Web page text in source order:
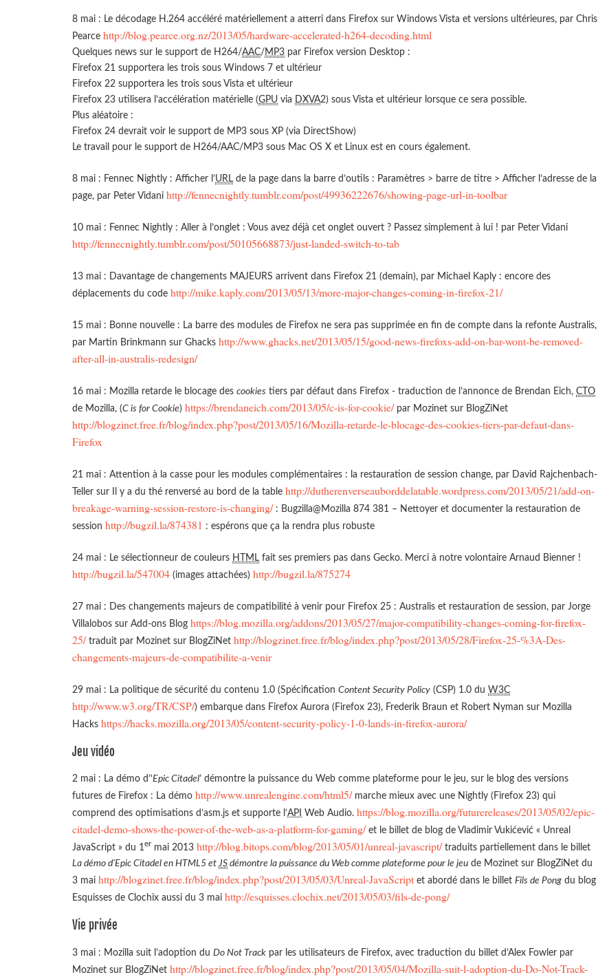
8 mai : Le décodage H.264 accéléré matériellement a atterri dans Firefox sur Windows Vista et versions ultérieures, par Chris
Pearce http://blog.pearce.org.nz/2013/05/hardware-accelerated-h264-decoding.html
Quelques news sur le support de H264/AAC/MP3 par Firefox version Desktop :
Firefox 21 supportera les trois sous Windows 7 et ultérieur
Firefox 22 supportera les trois sous Vista et ultérieur
Firefox 23 utilisera l’accélération matérielle (GPU via DXVA2) sous Vista et ultérieur lorsque ce sera possible.
Plus aléatoire :
Firefox 24 devrait voir le support de MP3 sous XP (via DirectShow)
Le travail pour le support de H264/AAC/MP3 sous Mac OS X et Linux est en cours également.
8 mai : Fennec Nightly : Afficher l’URL de la page dans la barre d’outils : Paramètres > barre de titre > Afficher l’adresse de la
page, par Peter Vidani http://fennecnightly.tumblr.com/post/49936222676/showing-page-url-in-toolbar
10 mai : Fennec Nightly : Aller à l’onglet : Vous avez déjà cet onglet ouvert ? Passez simplement à lui ! par Peter Vidani
http://fennecnightly.tumblr.com/post/50105668873/just-landed-switch-to-tab
13 mai : Davantage de changements MAJEURS arrivent dans Firefox 21 (demain), par Michael Kaply : encore des
déplacements du code http://mike.kaply.com/2013/05/13/more-major-changes-coming-in-firefox-21/
15 mai : Bonne nouvelle : La barre des modules de Firefox ne sera pas supprimée en fin de compte dans la refonte Australis,
par Martin Brinkmann sur Ghacks http://www.ghacks.net/2013/05/15/good-news-firefoxs-add-on-bar-wont-be-removed-
after-all-in-australis-redesign/
16 mai : Mozilla retarde le blocage des cookies tiers par défaut dans Firefox - traduction de l’annonce de Brendan Eich, CTO
de Mozilla, (C is for Cookie) https://brendaneich.com/2013/05/c-is-for-cookie/ par Mozinet sur BlogZiNet
http://blogzinet.free.fr/blog/index.php?post/2013/05/16/Mozilla-retarde-le-blocage-des-cookies-tiers-par-defaut-dans-
Firefox
21 mai : Attention à la casse pour les modules complémentaires : la restauration de session change, par David Rajchenbach-
Teller sur Il y a du thé renversé au bord de la table http://dutherenverseauborddelatable.wordpress.com/2013/05/21/add-on-
breakage-warning-session-restore-is-changing/ : Bugzilla@Mozilla 874 381 – Nettoyer et documenter la restauration de
session http://bugzil.la/874381 : espérons que ça la rendra plus robuste
24 mai : Le sélectionneur de couleurs HTML fait ses premiers pas dans Gecko. Merci à notre volontaire Arnaud Bienner !
http://bugzil.la/547004 (images attachées) http://bugzil.la/875274
27 mai : Des changements majeurs de compatibilité à venir pour Firefox 25 : Australis et restauration de session, par Jorge
Villalobos sur Add-ons Blog https://blog.mozilla.org/addons/2013/05/27/major-compatibility-changes-coming-for-firefox-
25/ traduit par Mozinet sur BlogZiNet http://blogzinet.free.fr/blog/index.php?post/2013/05/28/Firefox-25-%3A-Des-
changements-majeurs-de-compatibilite-a-venir
29 mai : La politique de sécurité du contenu 1.0 (Spécification Content Security Policy (CSP) 1.0 du W3C
http://www.w3.org/TR/CSP/) embarque dans Firefox Aurora (Firefox 23), Frederik Braun et Robert Nyman sur Mozilla
Hacks https://hacks.mozilla.org/2013/05/content-security-policy-1-0-lands-in-firefox-aurora/
Jeu vidéo
2 mai : La démo d’‘Epic Citadel’ démontre la puissance du Web comme plateforme pour le jeu, sur le blog des versions
futures de Firefox : La démo http://www.unrealengine.com/html5/ marche mieux avec une Nightly (Firefox 23) qui
comprend des optimisations d’asm.js et supporte l’API Web Audio. https://blog.mozilla.org/futurereleases/2013/05/02/epic-
citadel-demo-shows-the-power-of-the-web-as-a-platform-for-gaming/ et le billet de blog de Vladimir Vukićević « Unreal
JavaScript » du 1er mai 2013 http://blog.bitops.com/blog/2013/05/01/unreal-javascript/ traduits partiellement dans le billet
La démo d’Epic Citadel en HTML5 etJS démontre la puissance du Web comme plateforme pour le jeu de Mozinet sur BlogZiNet du
3 mai http://blogzinet.free.fr/blog/index.php?post/2013/05/03/Unreal-JavaScript et abordé dans le billet Fils de Pong du blog
Esquisses de Clochix aussi du 3 mai http://esquisses.clochix.net/2013/05/03/fils-de-pong/
Vie privée
3 mai : Mozilla suit l’adoption du Do Not Track par les utilisateurs de Firefox, avec traduction du billet d’Alex Fowler par
Mozinet sur BlogZiNet http://blogzinet.free.fr/blog/index.php?post/2013/05/04/Mozilla-suit-l-adoption-du-Do-Not-Track-